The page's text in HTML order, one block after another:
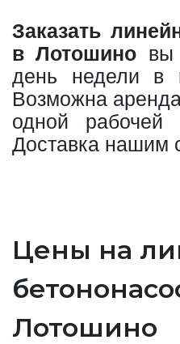
Заказать
в Лотошино вы
день недели в
Возможна
одной
Доставка нашим
Цены на
Лотошино